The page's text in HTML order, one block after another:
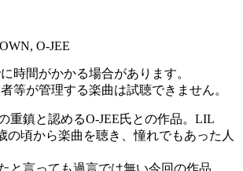
O-JEE
時間がかかる場合があります。
等が管理する楽曲は試聴できません。
重鎮と認めるO-JEE氏との作品。LIL
の頃から楽曲を聴き、憧れでもあった人
と言っても過言では無い今回の作品。